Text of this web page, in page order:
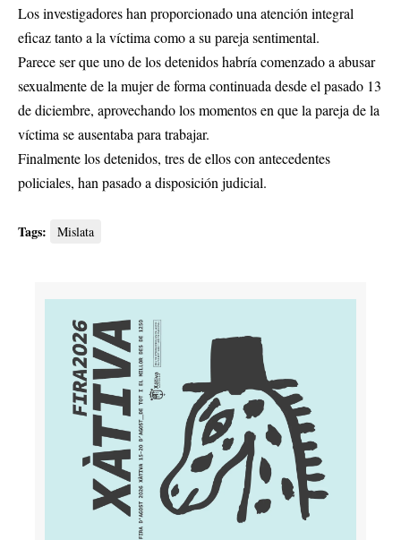
Los investigadores han proporcionado una atención integral
eficaz tanto a la víctima como a su pareja sentimental.
Parece ser que uno de los detenidos habría comenzado a abusar
sexualmente de la mujer de forma continuada desde el pasado 13
de diciembre, aprovechando los momentos en que la pareja de la
víctima se ausentaba para trabajar.
Finalmente los detenidos, tres de ellos con antecedentes
policiales, han pasado a disposición judicial.
Tags: Mislata